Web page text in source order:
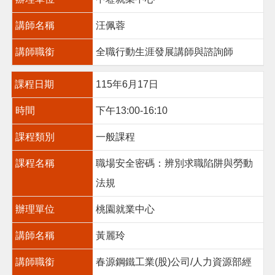
講師名稱 汪佩蓉
講師職銜 全職行動生涯發展講師與諮詢師
課程日期 115年6月17日
時間 下午13:00-16:10
課程類別 一般課程
課程名稱
職場安全密碼：辨別求職陷阱與勞動
法規
辦理單位 桃園就業中心
講師名稱 黃麗玲
講師職銜
春源鋼鐵工業(股)公司/人力資源部經